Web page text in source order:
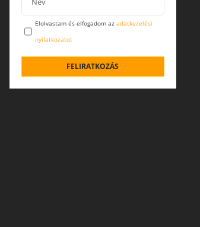
Elolvastam és elfogadom az adatkezelési
nyilatkozatot
FELIRATKOZÁS